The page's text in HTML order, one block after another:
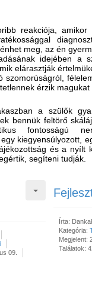
reakciója, amikor
meg, az én
idejében a
elárasztják
szomorúságról,
érzik magukat
a szülők
bennük feltörő
fontosságú
kiegyensúlyozott,
és a nyílt
segíteni tudják.
09.
Írta:
Kategória:
Megjelent:
Találatok: